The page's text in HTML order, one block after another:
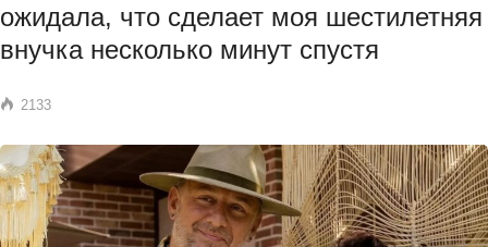
ожидала, что сделает моя шестилетняя
внучка несколько минут спустя
2133